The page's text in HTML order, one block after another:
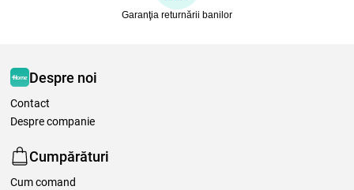
Garanţia returnării banilor
Despre noi
Contact
Despre companie
Cumpărături
Cum comand